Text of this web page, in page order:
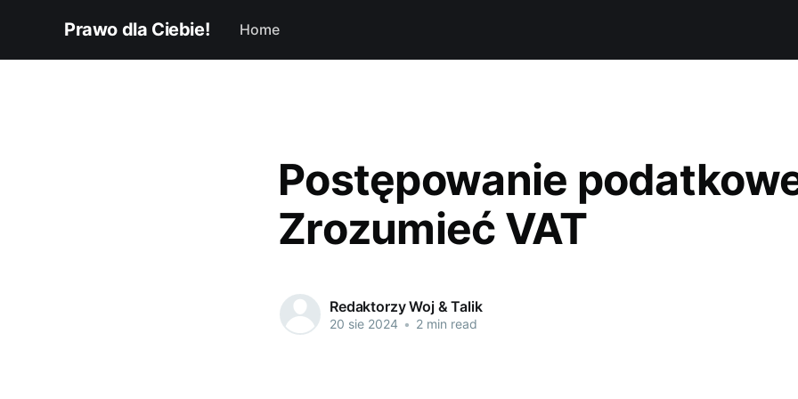
Prawo dla Ciebie! Home
Postępowanie
Zrozumieć VAT
Redaktorzy Woj & Talik
20 sie 2024 • 2 min read